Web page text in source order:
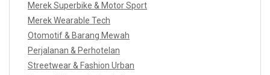
Merek Superbike & Motor Sport
Merek Wearable Tech
Otomotif & Barang Mewah
Perjalanan & Perhotelan
Streetwear & Fashion Urban